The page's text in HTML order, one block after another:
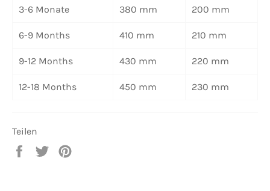
3-6 Monate 380 mm 200 mm
6-9 Months 410 mm 210 mm
9-12 Months 430 mm 220 mm
12-18 Months 450 mm 230 mm
Teilen
Auf
Auf